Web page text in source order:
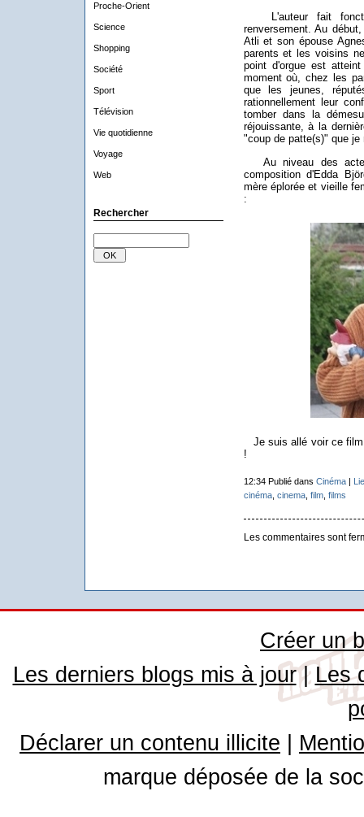
Proche-Orient
Science
Shopping
Société
Sport
Télévision
Vie quotidienne
Voyage
Web
Rechercher
L'auteur fait
renversement. Au
Atli et son épouse
parents et les voisins
point d'orgue est
moment où, chez les
que les jeunes,
rationnellement leur
tomber dans la
réjouissante, à la
"coup de patte(s)" que je
Au niveau des
composition d'Edda
mère éplorée et vieille
:
Je suis allé voir ce film
!
12:34 Publié dans Cinéma|
cinéma, cinema, film, films
Les commentaires sont
Créer un
Les derniers blogs mis à jour| Les
Déclarer un contenu illicite
marque déposée de la